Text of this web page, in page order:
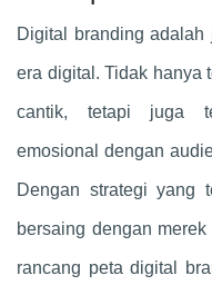
Digital branding
era digital. Tidak hanya
cantik, tetapi juga
emosional dengan
Dengan strategi yang
bersaing dengan
rancang peta digital